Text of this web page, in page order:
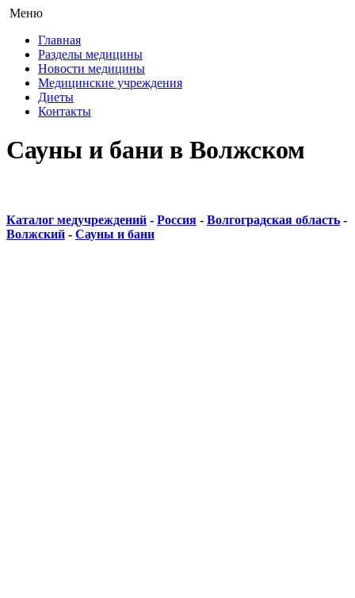
Меню
Главная
Разделы медицины
Новости медицины
Медицинские учреждения
Диеты
Контакты
Сауны и бани в Волжском
Каталог медучреждений - Россия - Волгоградская область -
Волжский - Сауны и бани